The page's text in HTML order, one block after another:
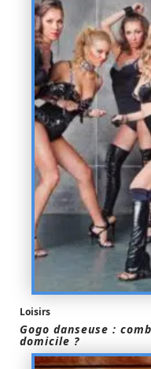
Loisirs
Gogo danseuse :
domicile ?